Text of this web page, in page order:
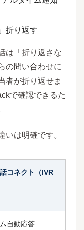
は「折り返さな
の問い合わせに
者が折り返せま
で確認できるた
いは明確です。
コネクト（IVR
自動応答